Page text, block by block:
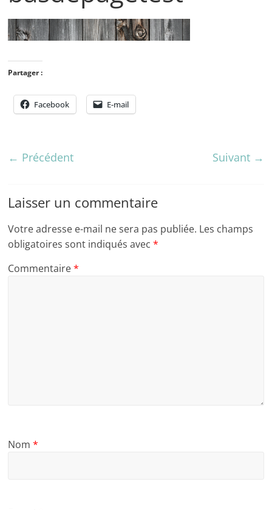
Partager :
Facebook E-mail
← Précédent Suivant →
Laisser un commentaire
Votre adresse e-mail ne sera pas publiée. Les champs
obligatoires sont indiqués avec*
Commentaire*
Nom*